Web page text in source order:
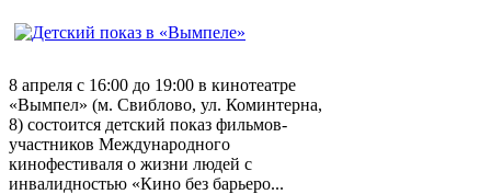
8 апреля с 16:00 до 19:00 в кинотеатре
«Вымпел» (м. Свиблово, ул. Коминтерна,
8) состоится детский показ фильмов-
участников Международного
кинофестиваля о жизни людей с
инвалидностью «Кино без барьеро...